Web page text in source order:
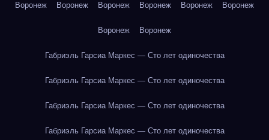
Воронеж Воронеж Воронеж Воронеж Воронеж Воронеж
Воронеж Воронеж
Габриэль Гарсиа Маркес — Сто лет одиночества
Габриэль Гарсиа Маркес — Сто лет одиночества
Габриэль Гарсиа Маркес — Сто лет одиночества
Габриэль Гарсиа Маркес — Сто лет одиночества